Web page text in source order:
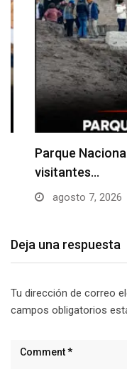
Parque Nacional
visitantes…
agosto 7, 2026
Deja una respuesta
Tu dirección de correo
campos obligatorios